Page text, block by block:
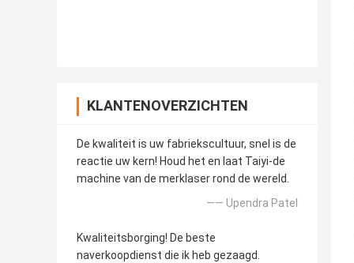
KLANTENOVERZICHTEN
De kwaliteit is uw fabriekscultuur, snel is de
reactie uw kern! Houd het en laat Taiyi-de
machine van de merklaser rond de wereld.
—— Upendra Patel
Kwaliteitsborging! De beste
naverkoopdienst die ik heb gezaagd.